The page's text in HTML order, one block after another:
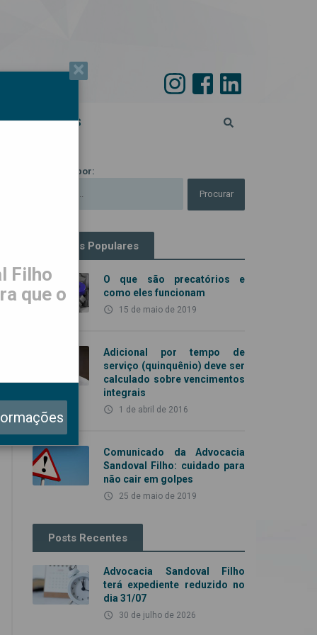
45 ANOS
Procurar por:
Artigos Populares
O que são precatórios e
como eles funcionam
access_time 15 de maio de 2019
Adicional por tempo de
serviço (quinquênio) deve ser
calculado sobre vencimentos
integrais
access_time 1 de abril de 2016
Comunicado da Advocacia
Sandoval Filho: cuidado para
não cair em golpes
access_time 25 de maio de 2019
Posts Recentes
Advocacia Sandoval Filho
terá expediente reduzido no
dia 31/07
access_time 30 de julho de 2026
×
Filho
que o